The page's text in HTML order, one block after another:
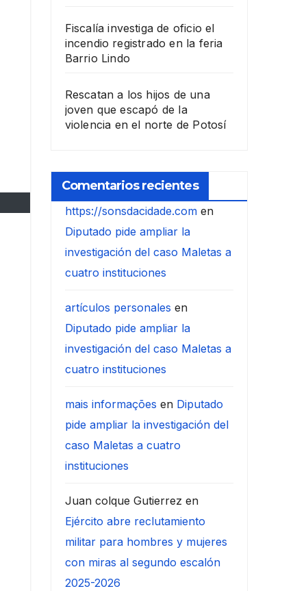
Fiscalía investiga de oficio el
incendio registrado en la feria
Barrio Lindo
Rescatan a los hijos de una
joven que escapó de la
violencia en el norte de Potosí
Comentarios recientes
https://sonsdacidade.comen
Diputado pide ampliar la
investigación del caso Maletas a
cuatro instituciones
artículos personales en
Diputado pide ampliar la
investigación del caso Maletas a
cuatro instituciones
mais informações en Diputado
pide ampliar la investigación del
caso Maletas a cuatro
instituciones
Juan colque Gutierrez en
Ejército abre reclutamiento
militar para hombres y mujeres
con miras al segundo escalón
2025-2026